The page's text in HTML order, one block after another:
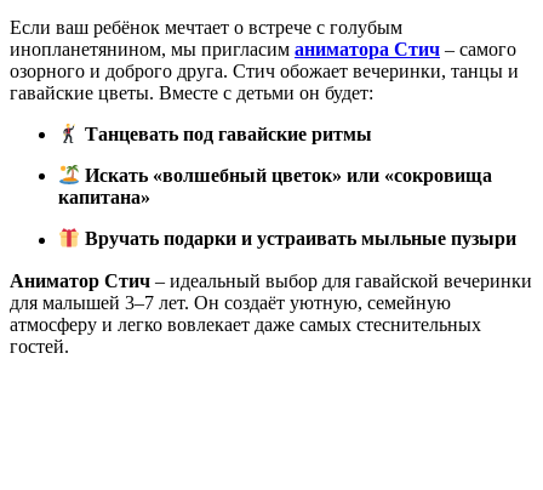
Если ваш ребёнок мечтает о встрече с голубым
инопланетянином, мы пригласим аниматора Стич – самого
озорного и доброго друга. Стич обожает вечеринки, танцы и
гавайские цветы. Вместе с детьми он будет:
Танцевать под гавайские ритмы
Искать «волшебный цветок» или «сокровища
капитана»
Вручать подарки и устраивать мыльные пузыри
Аниматор Стич – идеальный выбор для гавайской вечеринки
для малышей 3–7 лет. Он создаёт уютную, семейную
атмосферу и легко вовлекает даже самых стеснительных
гостей.